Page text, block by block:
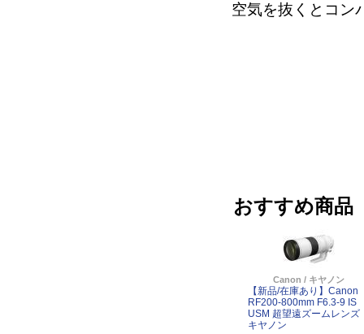
空気を抜くとコン
おすすめ商品
Canon / キヤノン
【新品/在庫あり】Canon
RF200-800mm F6.3-9 IS
USM 超望遠ズームレンズ
キヤノン